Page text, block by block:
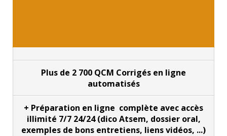
Plus de 2 700 QCM Corrigés en ligne
automatisés
+ Préparation en ligne complète avec accès
illimité 7/7 24/24(dico Atsem, dossier oral,
exemples de bons entretiens, liens vidéos, ...)